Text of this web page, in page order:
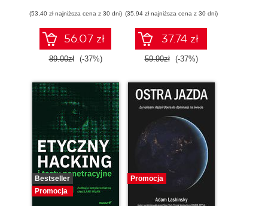
(53,40 zł najniższa cena z 30 dni)
56.07 zł
89.00zł (-37%)
(35,94 zł najniższa cena z 30 dni)
37.74 zł
59.90zł (-37%)
Bestseller
Promocja
Promocja